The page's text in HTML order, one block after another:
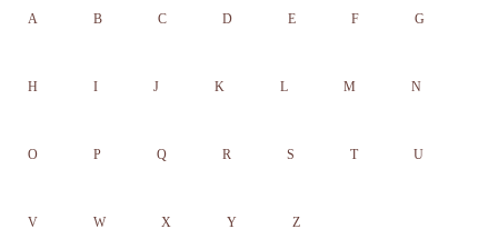
A B C D E F G
H I J K L M N
O P Q R S T U
V W X Y Z